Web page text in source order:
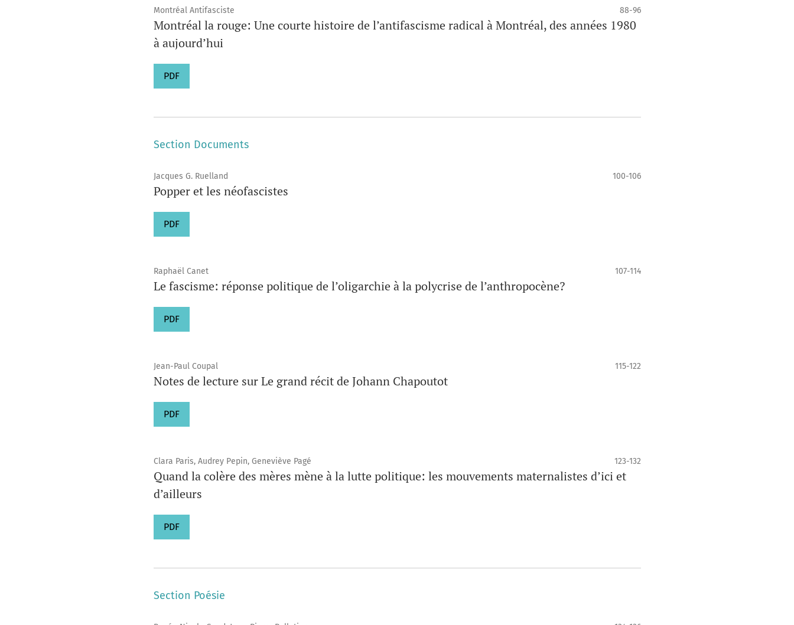
Montréal Antifasciste 88-96
Montréal la rouge: Une courte histoire de l’antifascisme radical à Montréal, des années 1980
à aujourd’hui
PDF
Section Documents
Jacques G. Ruelland 100-106
Popper et les néofascistes
PDF
Raphaël Canet 107-114
Le fascisme: réponse politique de l’oligarchie à la polycrise de l’anthropocène?
PDF
Jean-Paul Coupal 115-122
Notes de lecture sur Le grand récit de Johann Chapoutot
PDF
Clara Paris, Audrey Pepin, Geneviève Pagé 123-132
Quand la colère des mères mène à la lutte politique: les mouvements maternalistes d’ici et
d’ailleurs
PDF
Section Poésie